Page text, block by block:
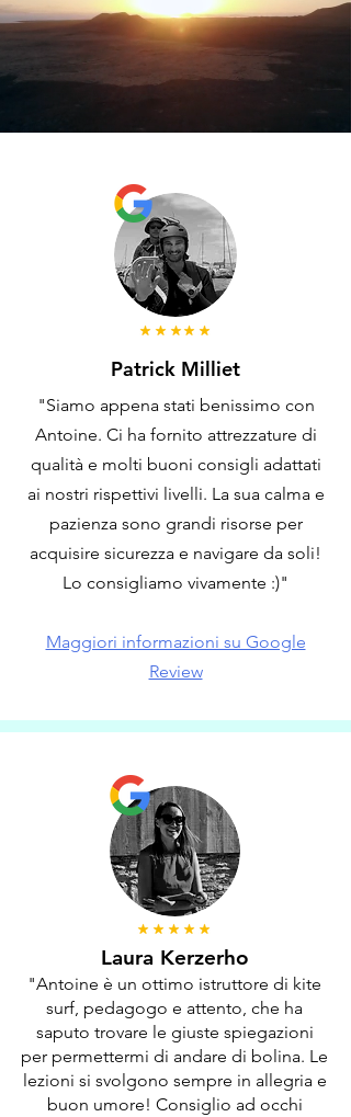
Patrick Milliet
"Siamo appena stati benissimo con
Antoine. Ci ha fornito attrezzature di
qualità e molti buoni consigli adattati
ai nostri rispettivi livelli. La sua calma e
pazienza sono grandi risorse per
acquisire sicurezza e navigare da soli!
Lo consigliamo vivamente :)"
Maggiori informazioni su Google
Review
Laura Kerzerho
"Antoine è un ottimo istruttore di kite
surf, pedagogo e attento, che ha
saputo trovare le giuste spiegazioni
per permettermi di andare di bolina. Le
lezioni si svolgono sempre in allegria e
buon umore! Consiglio ad occhi